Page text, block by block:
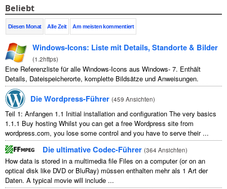
Beliebt
Diesen Monat Alle Zeit Am meisten kommentiert
Windows-Icons: Liste mit Details, Standorte & Bilder
(1.2https)
Eine Referenzliste für alle Windows-Icons aus Windows- 7. Enthält
Details, Dateispeicherorte, komplette Bildsätze und Anweisungen.
Die Wordpress-Führer (459 Ansichten)
Teil 1: Anfangen 1.1 Initial installation and configuration The very basics
1.1.1 Buy hosting Whilst you can get a free Wordpress site from
wordpress.com, you lose some control and you have to serve their...
Die ultimative Codec-Führer (364 Ansichten)
How data is stored in a multimedia file Files on a computer(or on an
optical disk like DVD or BluRay) müssen enthalten mehr als 1 Art der
Daten. A typical movie will include ...